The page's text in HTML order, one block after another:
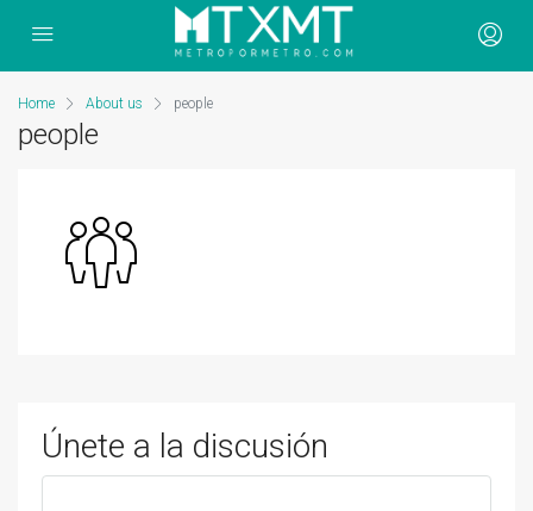
Home About us people
people
Únete a la discusión